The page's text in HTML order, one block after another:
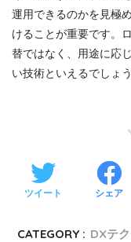
運用できるのかを見極
けることが重要です。
替ではなく、用途に応
い技術といえるでしょう
ツイート シェア
CATEGORY : DXテ